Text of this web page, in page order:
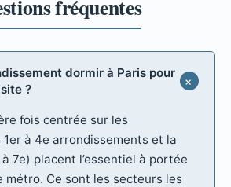
dormir à Paris pour
?
fois centrée sur les
1er à 4e arrondissements et la
7e) placent l’essentiel à portée
métro. Ce sont les secteurs les